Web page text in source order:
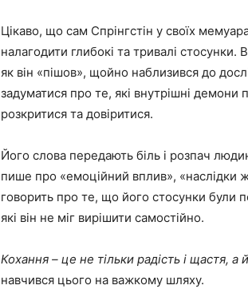
Цікаво, що сам Спрінгстін у своїх
налагодити глибокі та тривалі
як він «пішов», щойно наблизився до
задуматися про те, які внутрішні
розкритися та довіритися.
Його слова передають біль і розпач
пише про «емоційний вплив», «наслідки
говорить про те, що його стосунки були
які він не міг вирішити самостійно.
Кохання – це не тільки радість і щастя, а
навчився цього на важкому шляху.